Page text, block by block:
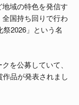
域の特色を発信す
国持ち回りで行わ
2026」という名
を公募していて、
品が発表されまし